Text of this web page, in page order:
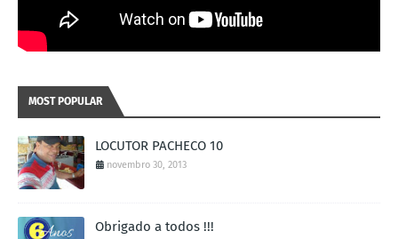
MOST POPULAR
LOCUTOR PACHECO 10
novembro 30, 2013
Obrigado a todos !!!